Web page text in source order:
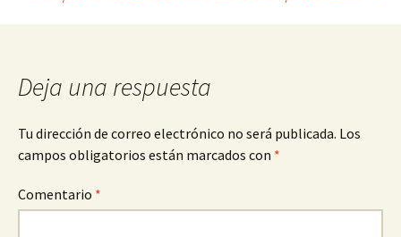
Deja una respuesta
Tu dirección de correo electrónico no será publicada. Los
campos obligatorios están marcados con *
Comentario *